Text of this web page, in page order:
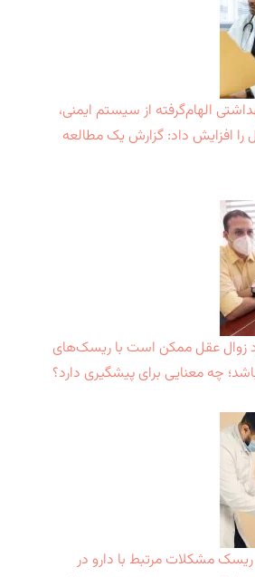
الهام‌گرفته از سیستم ایمنی،
افزایش داد: گزارش یک مطالعه
زوال عقل ممکن است با ریسک‌های
چه معنایی برای پیشگیری دارد؟
ریسک مشکلات مرتبط با دارو در